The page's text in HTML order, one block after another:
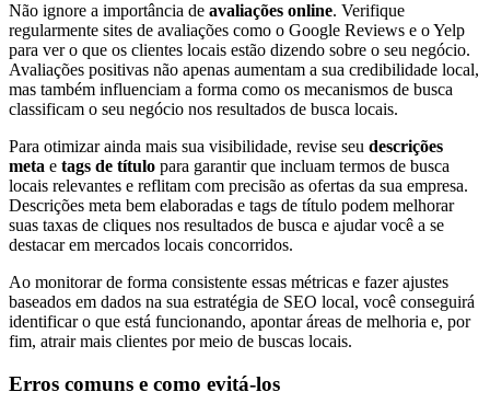
Não ignore a importância de avaliações online. Verifique
regularmente sites de avaliações como o Google Reviews e o Yelp
para ver o que os clientes locais estão dizendo sobre o seu negócio.
Avaliações positivas não apenas aumentam a sua credibilidade local,
mas também influenciam a forma como os mecanismos de busca
classificam o seu negócio nos resultados de busca locais.
Para otimizar ainda mais sua visibilidade, revise seu descrições
meta e tags de título para garantir que incluam termos de busca
locais relevantes e reflitam com precisão as ofertas da sua empresa.
Descrições meta bem elaboradas e tags de título podem melhorar
suas taxas de cliques nos resultados de busca e ajudar você a se
destacar em mercados locais concorridos.
Ao monitorar de forma consistente essas métricas e fazer ajustes
baseados em dados na sua estratégia de SEO local, você conseguirá
identificar o que está funcionando, apontar áreas de melhoria e, por
fim, atrair mais clientes por meio de buscas locais.
Erros comuns e como evitá-los